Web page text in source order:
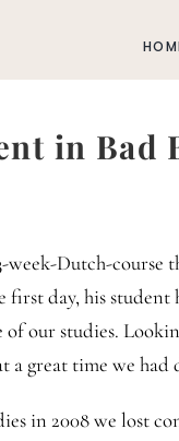
in Bad
week-Dutch-course
day, his student
our studies.
a great time we had
in 2008 we lost